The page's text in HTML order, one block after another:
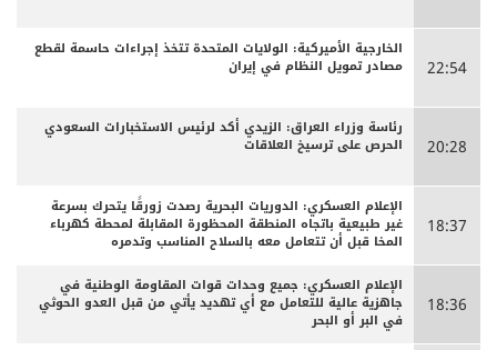
22:54
الخارجية الأميركية: الولايات المتحدة تتخذ إجراءات حاسمة لقطع
مصادر تمويل النظام في إيران
20:28
رئاسة وزراء العراق: الزيدي أكد لرئيس الاستخبارات السعودي
الحرص على ترسيخ العلاقات
18:37
الإعلام العسكري: الدوريات البحرية رصدت زورقًا يتحرك بسرعة
غير طبيعية باتجاه المنطقة المحظورة المقابلة لمحطة كهرباء
المخا قبل أن تتعامل معه بالسلاح المناسب وتدمره
18:36
الإعلام العسكري: جميع وحدات قوات المقاومة الوطنية في
جاهزية عالية للتعامل مع أي تهديد يأتي من قبل العدو الحوثي
في البر أو البحر